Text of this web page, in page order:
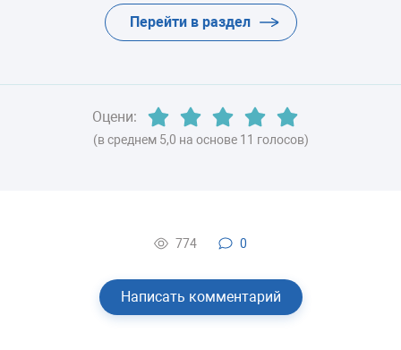
Перейти в раздел
Оцени:
(в среднем 5,0 на основе 11 голосов)
774 0
Написать комментарий